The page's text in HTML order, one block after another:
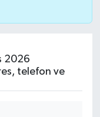
2026
telefon ve